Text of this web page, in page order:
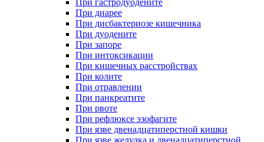
При гастродуодените
При диарее
При дисбактериозе кишечника
При дуодените
При запоре
При интоксикации
При кишечных расстройствах
При колите
При отравлении
При панкреатите
При рвоте
При рефлюксе эзофагите
При язве двенадцатиперстной кишки
При язве желудка и двенадцатиперстной